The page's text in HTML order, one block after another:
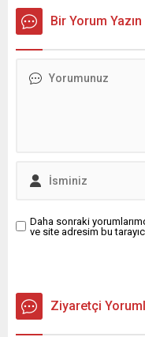
Bir Yorum Yazın
Daha sonraki
ve site adresim bu
Ziyaretçi